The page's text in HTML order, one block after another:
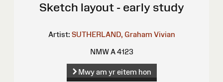
Sketch layout - early study
Artist: SUTHERLAND, Graham Vivian
NMW A 4123
Mwy am yr eitem hon